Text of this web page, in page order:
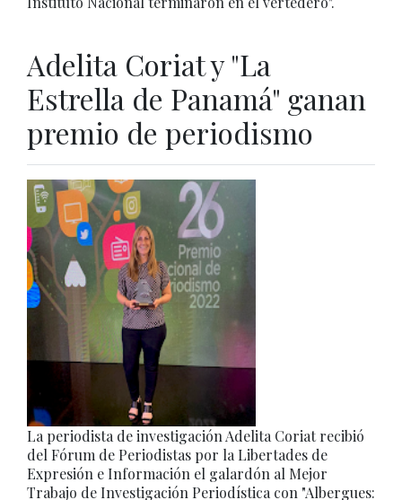
Adelita Coriat y "La
Estrella de Panamá" ganan
premio de periodismo
La periodista de investigación Adelita Coriat recibió
del Fórum de Periodistas por la Libertades de
Expresión e Información el galardón al Mejor
Trabajo de Investigación Periodística con "Albergues: